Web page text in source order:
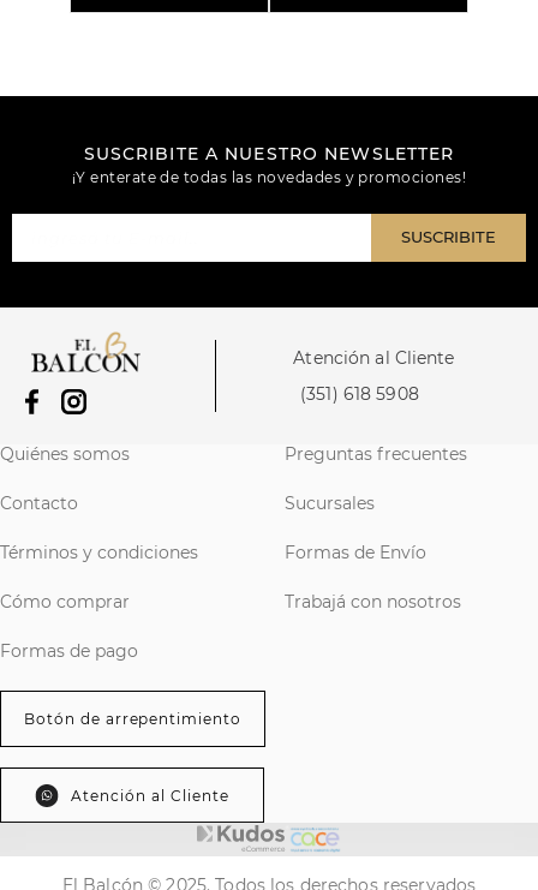
SUSCRIBITE A NUESTRO NEWSLETTER
¡Y enterate de todas las novedades y promociones!
SUSCRIBITE
Atención al Cliente
(351) 618 5908
Quiénes somos Preguntas frecuentes
Contacto Sucursales
Términos y condiciones Formas de Envío
Cómo comprar Trabajá con nosotros
Formas de pago
Botón de arrepentimiento
Atención al Cliente
El Balcón © 2025. Todos los derechos reservados